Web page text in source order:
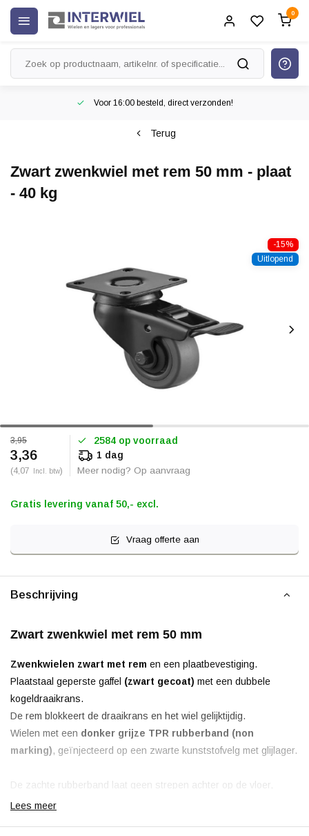
0
Voor 16:00 besteld, direct verzonden!
Terug
Zwart zwenkwiel met rem 50 mm - plaat
- 40 kg
-15%
Uitlopend
3,95
3,36
(4,07 Incl. btw)
2584 op voorraad
1 dag
Meer nodig? Op aanvraag
Gratis levering vanaf 50,- excl.
Vraag offerte aan
Beschrijving
Zwart zwenkwiel met rem 50 mm
Zwenkwielen zwart met rem en een plaatbevestiging.
Plaatstaal geperste gaffel (zwart gecoat) met een dubbele
kogeldraaikrans.
De rem blokkeert de draaikrans en het wiel gelijktijdig.
Wielen met een donker grijze TPR rubberband (non
marking), geïnjecteerd op een zwarte kunststofvelg met glijlager.
De zachte rubberband laat geen strepen achter op de vloer,
echter op onbehandelde vloeren kunnen er weekmakers vrij
Lees meer